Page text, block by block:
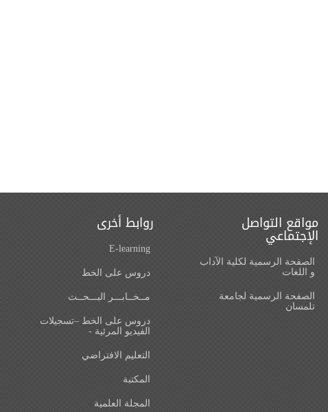
روابط أخرى
E-learning
دروس على الخط
مــخــابـــر البـــحــث
دروس على الخط –تسجيلات
الفيديو المرئية -
التعليم الافتراضي
المكتبة
المجلة العلمية
مواقع التواصل
الإجتماعي
الصفحة الرسمية لكلية الآداب
و اللغات‎
الصفحة الرسمية لجامعة
تلمسان